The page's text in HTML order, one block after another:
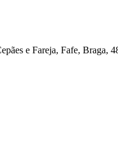
e Fareja, Fafe, Braga,